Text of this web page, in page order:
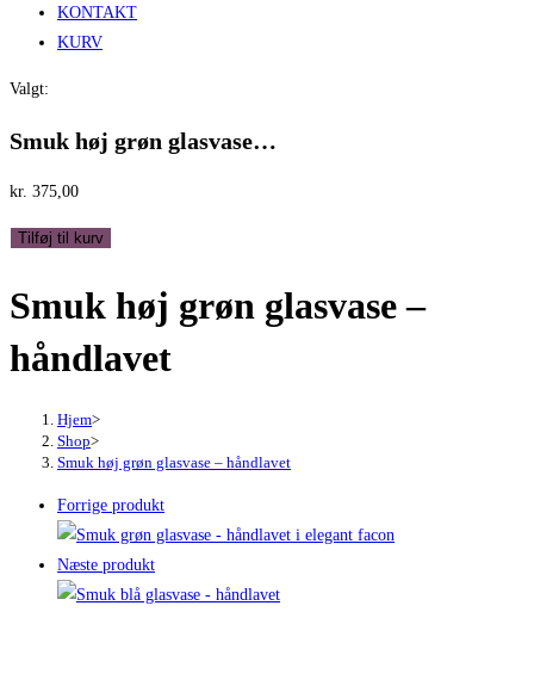
KONTAKT
KURV
Valgt:
Smuk høj grøn glasvase…
kr. 375,00
Smuk
grøn
Tilføj til kurv
Smuk høj grøn glasvase –
håndlavet
Hjem>
Shop>
Smuk høj grøn glasvase – håndlavet
Forrige produkt
Næste produkt